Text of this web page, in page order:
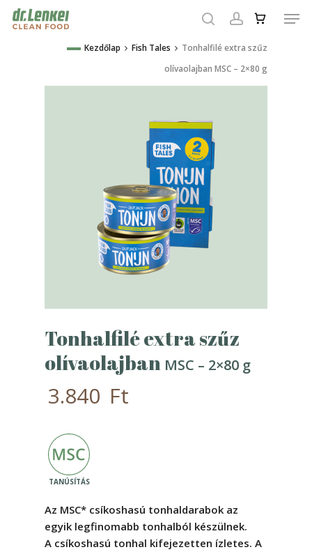
Skip
Kezdőlap Fish Tales
Tonhalfilé extra szűz
olívaolajban MSC – 2×80 g
Tonhalfilé extra szűz
olívaolajban MSC – 2×80 g
3.840 Ft
Az MSC* csíkoshasú tonhaldarabok az
egyik legfinomabb tonhalból készülnek.
A csíkoshasú tonhal kifejezetten ízletes. A